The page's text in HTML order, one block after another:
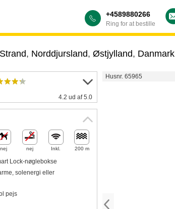
+4589880266
Ring for at bestille
, Norddjursland, Østjylland, Danmark
Husnr. 65965
4.2 ud af 5.0
nej nej Inkl. 200 m
Lock-nøglebokse
solenergi eller
pejs